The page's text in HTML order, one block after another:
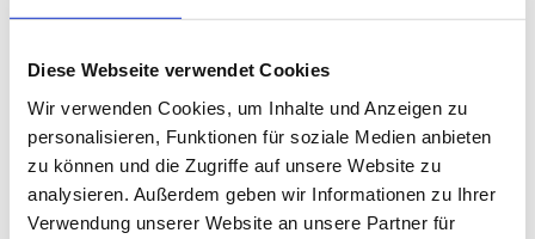
Diese Webseite verwendet Cookies
Wir verwenden Cookies, um Inhalte und Anzeigen zu
personalisieren, Funktionen für soziale Medien anbieten
zu können und die Zugriffe auf unsere Website zu
analysieren. Außerdem geben wir Informationen zu Ihrer
Verwendung unserer Website an unsere Partner für
Verfugung und Dehnungsfugen –
schließen Risse und beugen neuen Schäden vor
Ziegelschlämmverfugung –
wetterbeständige Alternative zur Verkleidung